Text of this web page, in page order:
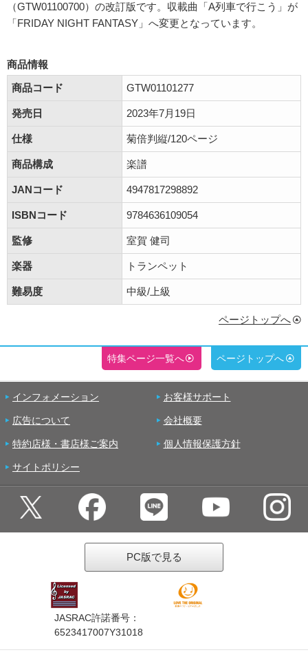
（GTW01100700）の改訂版です。収載曲「A列車で行こう」が
「FRIDAY NIGHT FANTASY」へ変更となっています。
商品情報
商品コード
GTW01101277
発売日 2023年7月19日
仕様 菊倍判縦/120ページ
商品構成 楽譜
JANコード 4947817298892
ISBNコード 9784636109054
監修 室賀 健司
楽器 トランペット
難易度 中級/上級
ページトップへ
特集ページ一覧へ ページトップへ
インフォメーション お客様サポート
広告について 会社概要
特約店様・書店様ご案内 個人情報保護方針
サイトポリシー
PC版で見る
JASRAC許諾番号：
6523417007Y31018